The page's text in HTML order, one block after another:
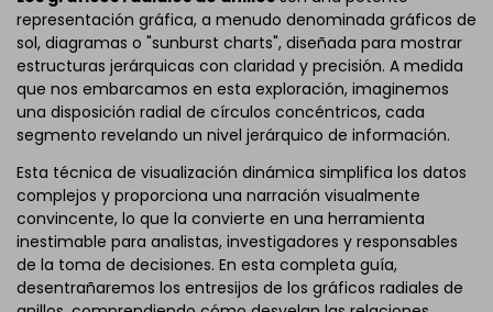
representación gráfica, a menudo denominada gráficos de
sol, diagramas o "sunburst charts", diseñada para mostrar
estructuras jerárquicas con claridad y precisión. A medida
que nos embarcamos en esta exploración, imaginemos
una disposición radial de círculos concéntricos, cada
segmento revelando un nivel jerárquico de información.
Esta técnica de visualización dinámica simplifica los datos
complejos y proporciona una narración visualmente
convincente, lo que la convierte en una herramienta
inestimable para analistas, investigadores y responsables
de la toma de decisiones. En esta completa guía,
desentrañaremos los entresijos de los gráficos radiales de